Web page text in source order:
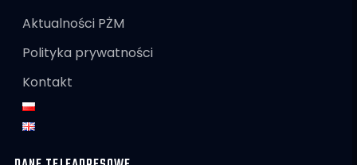
Aktualności PŻM
Polityka prywatności
Kontakt